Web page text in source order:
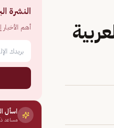
النشرة
أهم
اسأل
مساعد